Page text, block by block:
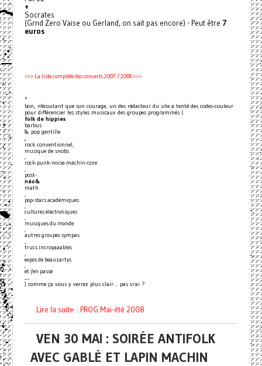
+
Socrates
(Grnd Zero Vaise ou Gerland, on sait pas encore) - Peut être 7
euros
>>> La liste complète des concerts 2007 / 2008 >>>
*
bon, n'écoutant que son courage, un des rédacteur du site a tenté des codes-couleur
pour différencier les styles musicaux des groupes programmés (
folk de hippies
barbus
& pop gentille
,
rock conventionnel,
musique de snobs
,
rock-punk-noise-machin-core
,
post-
néo&
math
,
pop-stars académiques
cultures électroniques
musiques du monde
,
autres groupes sympas
,
trucs incroyaaables
,
expos de beauzartys
,
et j'en passe
…
) comme ça vous y verrez plus clair… pas vrai ?
Lire la suite : PROG Mai-été 2008
VEN 30 MAI : SOIRÉE ANTIFOLK
AVEC GABLÉ ET LAPIN MACHIN